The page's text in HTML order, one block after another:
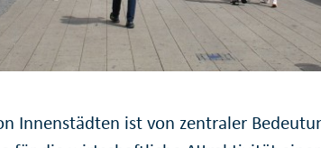
Innen­städten ist von zentraler